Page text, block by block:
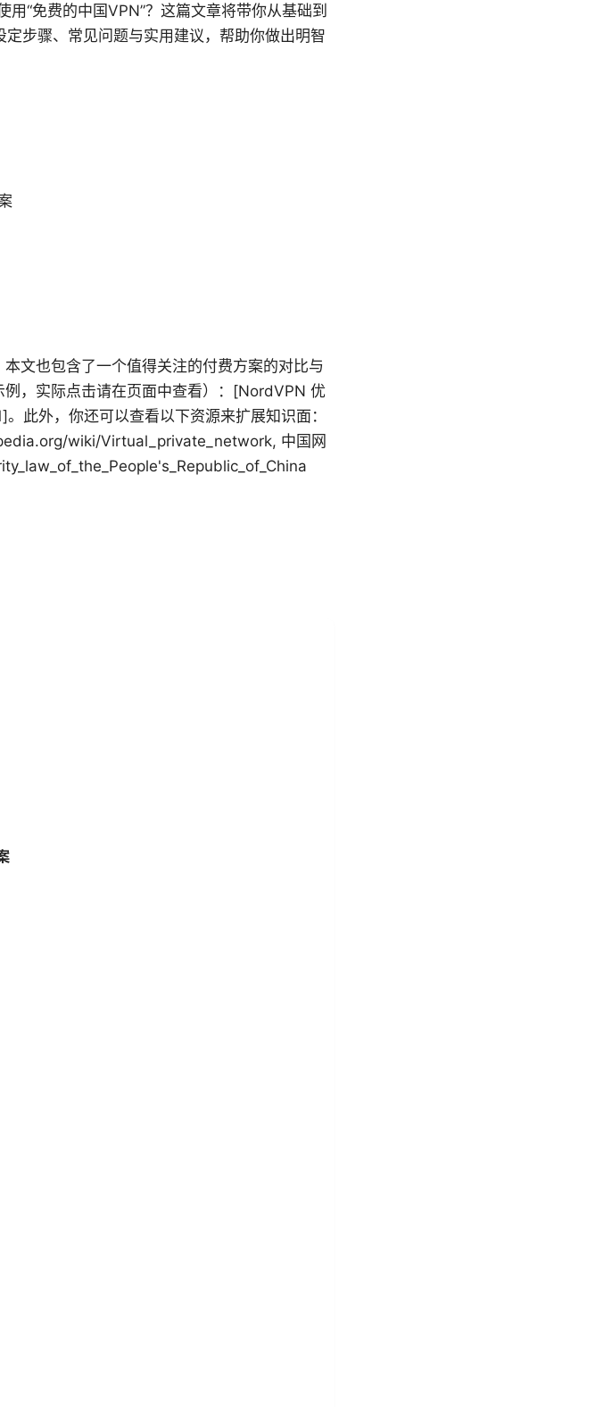
“免费的中国VPN”？这篇文章将带你从基础到
步骤、常见问题与实用建议，帮助你做出明智
文也包含了一个值得关注的付费方案的对比与
，实际点击请在页面中查看）：[NordVPN 优
外，你还可以查看以下资源来扩展知识面：
wiki/Virtual_private_network, 中国网